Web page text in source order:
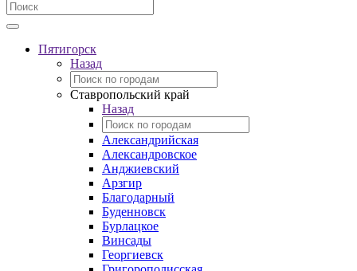
Пятигорск
Назад
Ставропольский край
Назад
Александрийская
Александровское
Анджиевский
Арзгир
Благодарный
Буденновск
Бурлацкое
Винсады
Георгиевск